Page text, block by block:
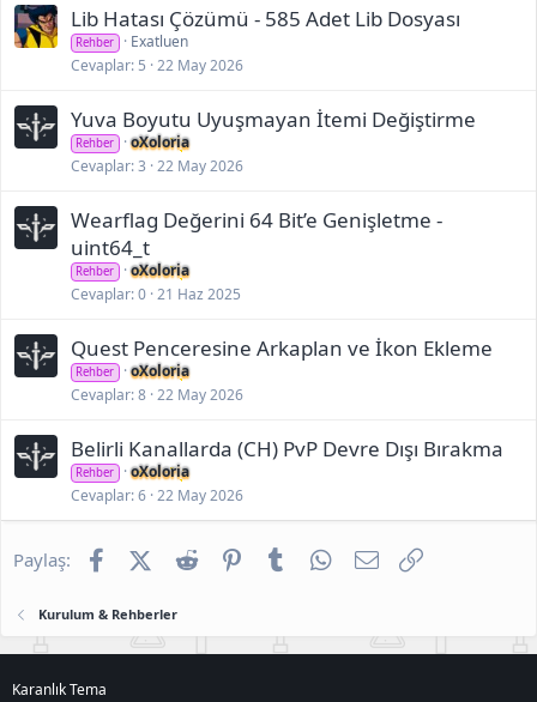
Lib Hatası Çözümü - 585 Adet Lib Dosyası
Rehber
Exatluen
Cevaplar 5 22 May 2026
Yuva Boyutu Uyuşmayan İtemi Değiştirme
Rehber
oXoloria
Cevaplar 3 22 May 2026
Wearflag Değerini 64 Bit’e Genişletme -
uint64_t
Rehber
oXoloria
Cevaplar 0 21 Haz 2025
Quest Penceresine Arkaplan ve İkon Ekleme
Rehber
oXoloria
Cevaplar 8 22 May 2026
Belirli Kanallarda (CH) PvP Devre Dışı Bırakma
Rehber
oXoloria
Cevaplar 6 22 May 2026
Paylaş: FacebookX (Twitter)
Reddit PinterestTumblr WhatsApp
E-posta
Kurulum & Rehberler
Karanlık Tema